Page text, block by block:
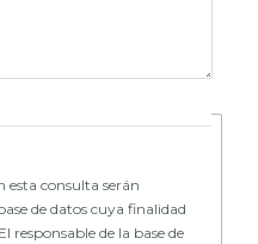
esta consulta serán
de datos cuya finalidad
responsable de la base de